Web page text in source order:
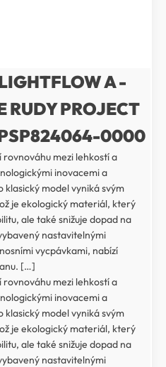
A -
RUDY PROJECT
0000
mezi lehkostí a
inovacemi a
model vyniká svým
je ekologický materiál, který
ale také snižuje dopad na
nastavitelnými
vycpávkami, nabízí
[…]
mezi lehkostí a
inovacemi a
model vyniká svým
je ekologický materiál, který
ale také snižuje dopad na
nastavitelnými